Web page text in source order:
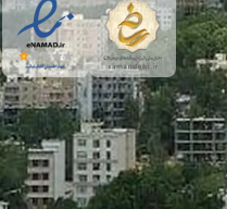
لوگو فوتر